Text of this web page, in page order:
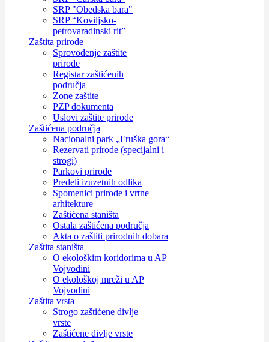
SRP "Obedska bara"
SRP “Koviljsko-
petrovaradinski rit”
Zaštita prirode
Sprovođenje zaštite
prirode
Registar zaštićenih
područja
Zone zaštite
PZP dokumenta
Uslovi zaštite prirode
Zaštićena područja
Nacionalni park „Fruška gora“
Rezervati prirode (specijalni i
strogi)
Parkovi prirode
Predeli izuzetnih odlika
Spomenici prirode i vrtne
arhitekture
Zaštićena staništa
Ostala zaštićena područja
Akta o zaštiti prirodnih dobara
Zaštita staništa
O ekološkim koridorima u AP
Vojvodini
O ekološkoj mreži u AP
Vojvodini
Zaštita vrsta
Strogo zaštićene divlje
vrste
Zaštićene divlje vrste